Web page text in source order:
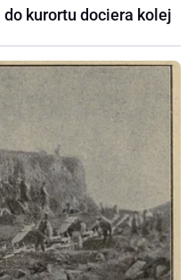
kurortu dociera kolej